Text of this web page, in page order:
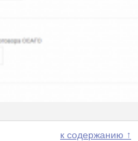
к содержанию ↑